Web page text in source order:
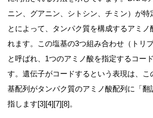
ニン、グアニン、シトシン、チミン）が特
とによって、タンパク質を構成するアミノ
れます。この塩基の3つ組み合わせ（トリ
と呼ばれ、1つのアミノ酸を指定するコー
す。遺伝子がコードするという表現は、こ
基配列がタンパク質のアミノ酸配列に「翻
指します[3][4][7][8]。